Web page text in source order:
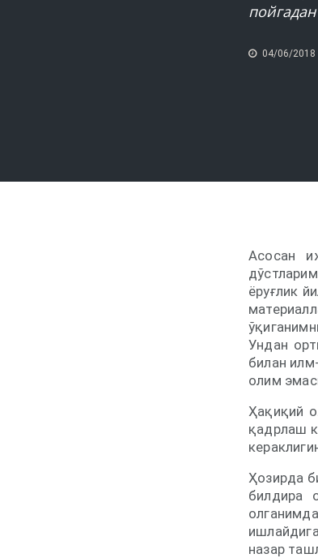
04/06/2018
Асосан
ёруғлик
Ундан
билан
олим
Ҳақиқий
қадрлаш
Ҳозирда
билдира
назар